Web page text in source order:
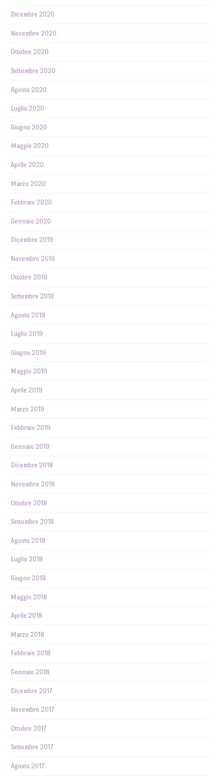
Dicembre 2020
Novembre 2020
Ottobre 2020
Settembre 2020
Agosto 2020
Luglio 2020
Giugno 2020
Maggio 2020
Aprile 2020
Marzo 2020
Febbraio 2020
Gennaio 2020
Dicembre 2019
Novembre 2019
Ottobre 2019
Settembre 2019
Agosto 2019
Luglio 2019
Giugno 2019
Maggio 2019
Aprile 2019
Marzo 2019
Febbraio 2019
Gennaio 2019
Dicembre 2018
Novembre 2018
Ottobre 2018
Settembre 2018
Agosto 2018
Luglio 2018
Giugno 2018
Maggio 2018
Aprile 2018
Marzo 2018
Febbraio 2018
Gennaio 2018
Dicembre 2017
Novembre 2017
Ottobre 2017
Settembre 2017
Agosto 2017